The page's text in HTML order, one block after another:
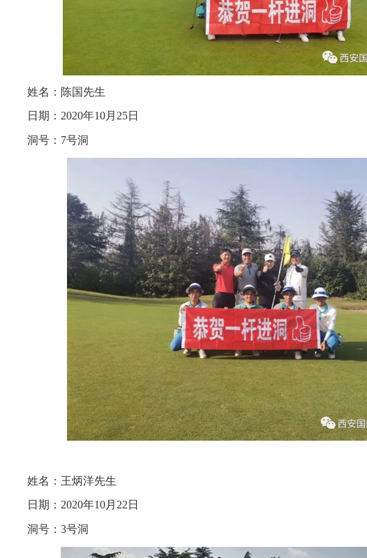
姓名：陈国先生
日期：2020年10月25日
洞号：7号洞
姓名：王炳洋先生
日期：2020年10月22日
洞号：3号洞